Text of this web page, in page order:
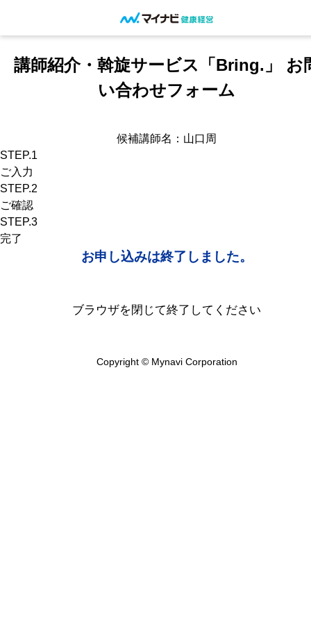
講師紹介・斡旋サービス「Bring.」 お
い合わせフォーム
候補講師名：山口周
STEP.1
ご入力
STEP.2
ご確認
STEP.3
完了
お申し込みは終了しました。
ブラウザを閉じて終了してください
Copyright © Mynavi Corporation